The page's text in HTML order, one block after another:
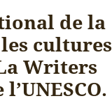
de la
cultures
Writers